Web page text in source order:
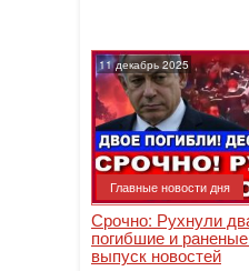
11 декабрь 2025
Главные новости дня
Срочно: Рухнули
погибшие и
выпуск новостей